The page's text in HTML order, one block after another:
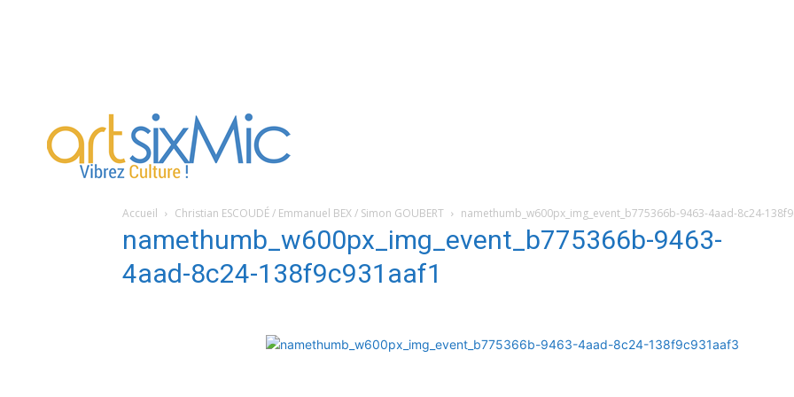
artsixMic
Accueil Christian ESCOUDÉ / Emmanuel BEX / Simon GOUBERT namethumb_w600px_img_event_b775366b-9463-4aad-8c24-
namethumb_w600px_img_event_b775366b-9463-
4aad-8c24-138f9c931aaf1